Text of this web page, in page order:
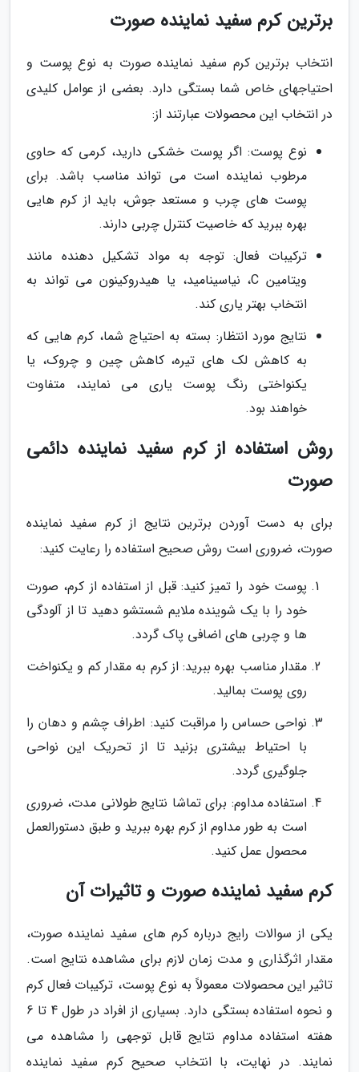
برترین کرم سفید نماینده صورت
انتخاب برترین کرم سفید نماینده صورت به نوع پوست و
احتیاجهای خاص شما بستگی دارد. بعضی از عوامل کلیدی
در انتخاب این محصولات عبارتند از:
نوع پوست: اگر پوست خشکی دارید، کرمی که حاوی
مرطوب نماینده است می تواند مناسب باشد. برای
پوست های چرب و مستعد جوش، باید از کرم هایی
بهره ببرید که خاصیت کنترل چربی دارند.
ترکیبات فعال: توجه به مواد تشکیل دهنده مانند
ویتامین C، نیاسینامید، یا هیدروکینون می تواند به
انتخاب بهتر یاری کند.
نتایج مورد انتظار: بسته به احتیاج شما، کرم هایی که
به کاهش لک های تیره، کاهش چین و چروک، یا
یکنواختی رنگ پوست یاری می نمایند، متفاوت
خواهند بود.
روش استفاده از کرم سفید نماینده دائمی
صورت
برای به دست آوردن برترین نتایج از کرم سفید نماینده
صورت، ضروری است روش صحیح استفاده را رعایت کنید:
پوست خود را تمیز کنید: قبل از استفاده از کرم، صورت
خود را با یک شوینده ملایم شستشو دهید تا از آلودگی
ها و چربی های اضافی پاک گردد.
مقدار مناسب بهره ببرید: از کرم به مقدار کم و یکنواخت
روی پوست بمالید.
نواحی حساس را مراقبت کنید: اطراف چشم و دهان را
با احتیاط بیشتری بزنید تا از تحریک این نواحی
جلوگیری گردد.
استفاده مداوم: برای تماشا نتایج طولانی مدت، ضروری
است به طور مداوم از کرم بهره ببرید و طبق دستورالعمل
محصول عمل کنید.
کرم سفید نماینده صورت و تاثیرات آن
یکی از سوالات رایج درباره کرم های سفید نماینده صورت،
مقدار اثرگذاری و مدت زمان لازم برای مشاهده نتایج است.
تاثیر این محصولات معمولاً به نوع پوست، ترکیبات فعال کرم
و نحوه استفاده بستگی دارد. بسیاری از افراد در طول 4 تا 6
هفته استفاده مداوم نتایج قابل توجهی را مشاهده می
نمایند. در نهایت، با انتخاب صحیح کرم سفید نماینده